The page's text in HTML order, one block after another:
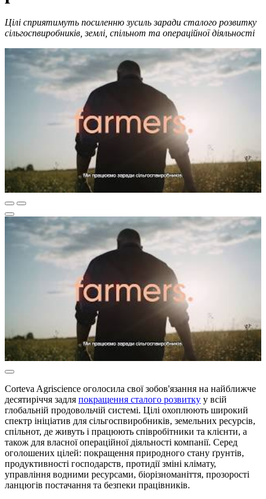
Цілі сприятимуть посиленню зусиль заради сталого розвитку
сільгоспвиробників, землі, спільнот та операційної діяльності
Corteva Agriscience оголосила свої зобов'язання на найближче
десятиріччя задля покращення сталого розвитку у всій
глобальній продовольчій системі. Цілі охоплюють широкий
спектр ініціатив для сільгоспвиробників, земельних ресурсів,
спільнот, де живуть і працюють співробітники та клієнти, а
також для власної операційної діяльності компанії. Серед
оголошених цілей: покращення природного стану ґрунтів,
продуктивності господарств, протидії зміні клімату,
управління водними ресурсами, біорізноманіття, прозорості
ланцюгів постачання та безпеки працівників.